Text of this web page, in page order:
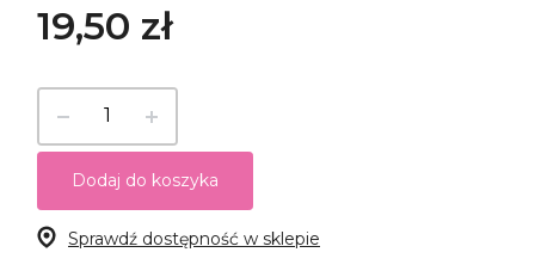
19,50 zł
Dodaj do koszyka
Sprawdź dostępność w sklepie